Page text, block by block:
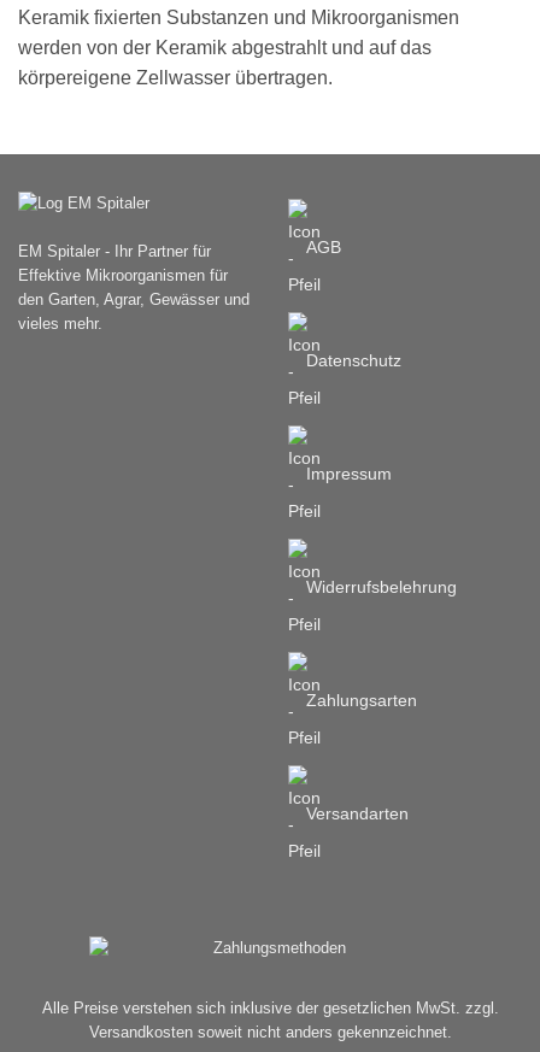
Keramik fixierten Substanzen und Mikroorganismen
werden von der Keramik abgestrahlt und auf das
körpereigene Zellwasser übertragen.
EM Spitaler - Ihr Partner für
Effektive Mikroorganismen für
den Garten, Agrar, Gewässer und
vieles mehr.
AGB
Datenschutz
Impressum
Widerrufsbelehrung
Zahlungsarten
Versandarten
Alle Preise verstehen sich inklusive der gesetzlichen MwSt. zzgl.
Versandkosten soweit nicht anders gekennzeichnet.